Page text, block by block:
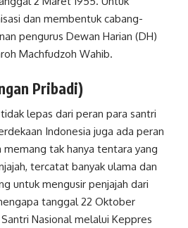
dan membentuk cabang-
pengurus Dewan Harian (DH)
Machfudzoh Wahib.
Pribadi)
lepas dari peran para santri
Indonesia juga ada peran
memang tak hanya tentara yang
tercatat banyak ulama dan
untuk mengusir penjajah dari
tanggal 22 Oktober
Nasional melalui Keppres